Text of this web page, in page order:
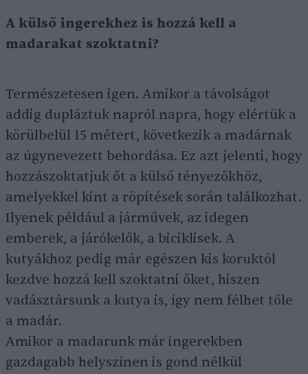
A külső ingerekhez is hozzá kell a
madarakat szoktatni?
Természetesen igen. Amikor a távolságot
addig dupláztuk napról napra, hogy elértük a
körülbelül 15 métert, következik a madárnak
az úgynevezett behordása. Ez azt jelenti, hogy
hozzászoktatjuk őt a külső tényezőkhöz,
amelyekkel kint a röpítések során találkozhat.
Ilyenek például a járművek, az idegen
emberek, a járókelők, a biciklisek. A
kutyákhoz pedig már egészen kis koruktól
kezdve hozzá kell szoktatni őket, hiszen
vadásztársunk a kutya is, így nem félhet tőle
a madár.
Amikor a madarunk már ingerekben
gazdagabb helyszínen is gond nélkül